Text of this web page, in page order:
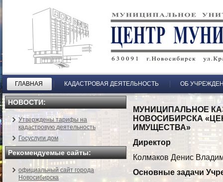
ГЛАВНАЯ КАДАСТРОВАЯ ДЕЯТЕЛЬНОСТЬ ОБ
НОВОСТИ:
Утверждены тарифы на
кадастровую деятельность
Госуслуги.дом
Рекомендуемые сайты:
официальный сайт города
Новосибирска
МУНИЦИПАЛЬНОЕ
НОВОСИБИРСКА
ИМУЩЕСТВА»
Директор
Колмаков Денис
Основные задачи